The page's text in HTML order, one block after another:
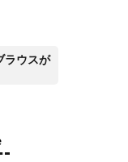
ラウスが